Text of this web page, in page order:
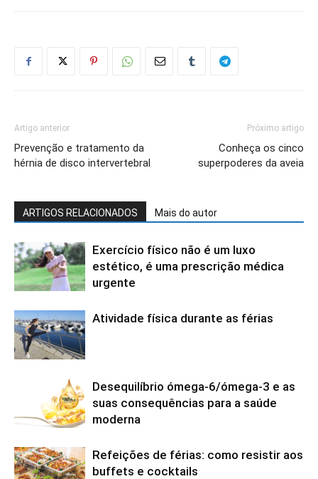
Artigo anterior
Prevenção e tratamento da
hérnia de disco intervertebral
Próximo artigo
Conheça os cinco
superpoderes da aveia
ARTIGOS RELACIONADOS Mais do autor
Exercício físico não é um luxo
estético, é uma prescrição médica
urgente
Atividade física durante as férias
Desequilíbrio ómega-6/ómega-3 e as
suas consequências para a saúde
moderna
Refeições de férias: como resistir aos
buffets e cocktails